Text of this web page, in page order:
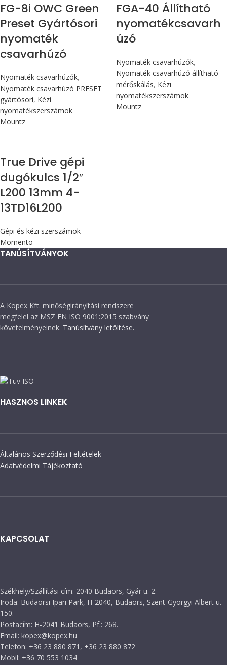
FG-8i OWC Green
Preset Gyártósori
nyomaték
csavarhúzó
Nyomaték csavarhúzók,
Nyomaték csavarhúzó PRESET
gyártósori, Kézi
nyomatékszerszámok
Mountz
FGA-40 Állítható
nyomatékcsavarh
úzó
Nyomaték csavarhúzók,
Nyomaték csavarhúzó állítható
mérőskálás, Kézi
nyomatékszerszámok
Mountz
True Drive gépi
dugókulcs 1/2″
L200 13mm 4-
13TD16L200
Gépi és kézi szerszámok
Momento
TANÚSÍTVÁNYOK
A Kopex Kft. minőségirányítási rendszere
megfelel az MSZ EN ISO 9001:2015 szabvány
követelményeinek. Tanúsítvány letöltése.
HASZNOS LINKEK
Általános Szerződési Feltételek
Adatvédelmi Tájékoztató
KAPCSOLAT
Székhely/Szállítási cím: 2040 Budaörs, Gyár u. 2.
Iroda: Budaörsi Ipari Park, H-2040, Budaörs, Szent-Györgyi Albert u.
150.
Postacím: H-2041 Budaörs, Pf.: 268.
Email: kopex@kopex.hu
Telefon: +36 23 880 871, +36 23 880 872
Mobil: +36 70 553 1034